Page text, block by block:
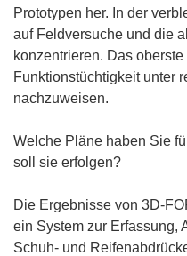
Prototypen her. In der
auf Feldversuche und die
konzentrieren. Das
Funktionstüchtigkeit unter
nachzuweisen.
Welche Pläne haben Sie
soll sie erfolgen?
Die Ergebnisse von 3D-
ein System zur Erfassung,
Schuh- und